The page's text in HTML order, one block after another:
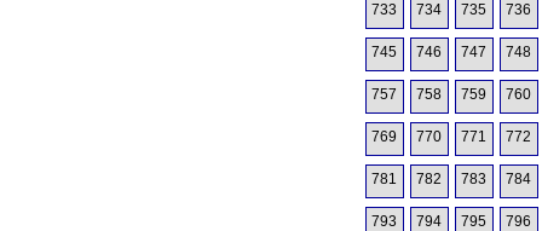
733 734 735 736
745 746 747 748
757 758 759 760
769 770 771 772
781 782 783 784
793 794 795 796